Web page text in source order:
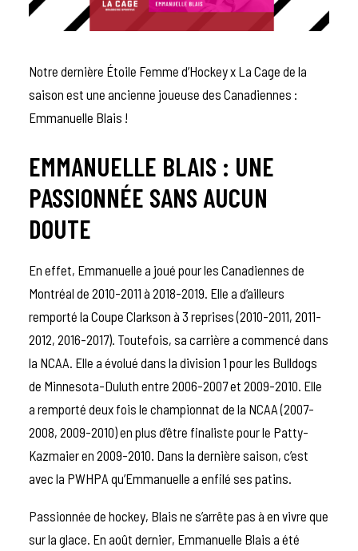
Notre dernière Étoile Femme d’Hockey x La Cage de la
saison est une ancienne joueuse des Canadiennes :
Emmanuelle Blais !
EMMANUELLE BLAIS : UNE
PASSIONNÉE SANS AUCUN
DOUTE
En effet, Emmanuelle a joué pour les Canadiennes de
Montréal de 2010-2011 à 2018-2019. Elle a d’ailleurs
remporté la Coupe Clarkson à 3 reprises (2010-2011, 2011-
2012, 2016-2017). Toutefois, sa carrière a commencé dans
la NCAA. Elle a évolué dans la division 1 pour les Bulldogs
de Minnesota-Duluth entre 2006-2007 et 2009-2010. Elle
a remporté deux fois le championnat de la NCAA (2007-
2008, 2009-2010) en plus d’être finaliste pour le Patty-
Kazmaier en 2009-2010. Dans la dernière saison, c’est
avec la PWHPA qu’Emmanuelle a enfilé ses patins.
Passionnée de hockey, Blais ne s’arrête pas à en vivre que
sur la glace. En août dernier, Emmanuelle Blais a été